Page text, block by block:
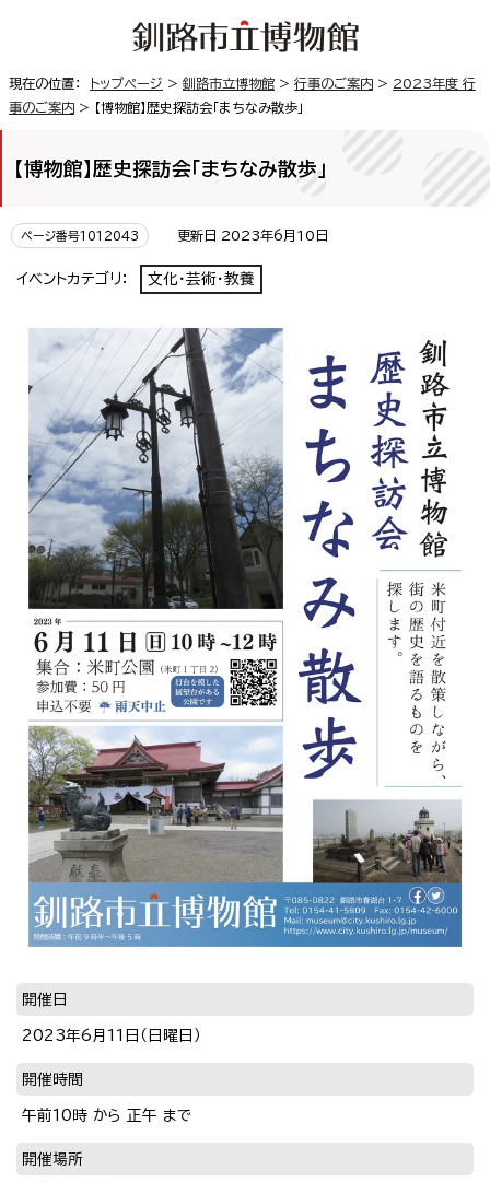
現在の位置： トップページ > 釧路市立博物館 > 行事のご案内 > 2023年度 行
事のご案内 > 【博物館】歴史探訪会「まちなみ散歩」
【博物館】歴史探訪会「まちなみ散歩」
ページ番号1012043 更新日 2023年6月10日
イベントカテゴリ： 文化・芸術・教養
開催日
2023年6月11日（日曜日）
開催時間
午前10時 から 正午 まで
開催場所